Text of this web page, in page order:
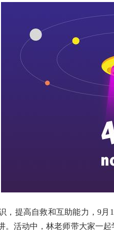
提高自救和互助能力，9月
。活动中，林老师带大家一